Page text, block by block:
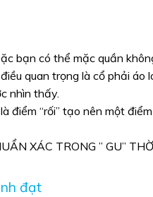
bạn có thể mặc quần
quan trọng là cổ phải áo
nhìn thấy.
“rối” tạo nên một
XÁC TRONG ” GU”
đạt